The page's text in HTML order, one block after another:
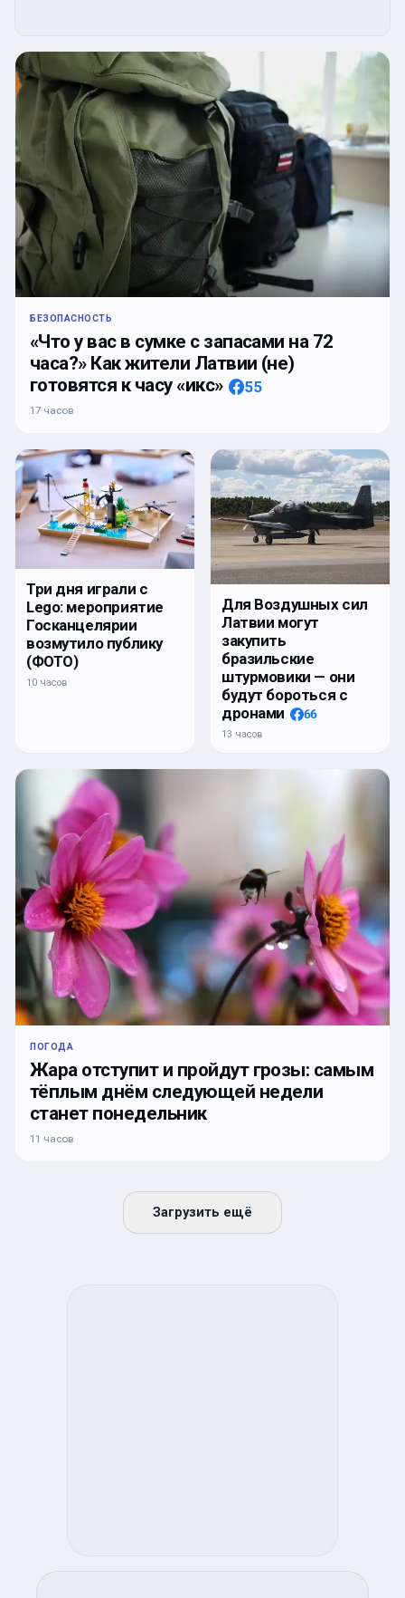
БЕЗОПАСНОСТЬ
«Что у вас в сумке с запасами на 72
часа?» Как жители Латвии (не)
готовятся к часу «икс»
55
17 часов
Три дня играли с
Lego: мероприятие
Госканцелярии
возмутило публику
(ФОТО)
10 часов
Для Воздушных сил
Латвии могут
закупить
бразильские
штурмовики — они
будут бороться с
дронами
66
13 часов
ПОГОДА
Жара отступит и пройдут грозы: самым
тёплым днём следующей недели
станет понедельник
11 часов
Загрузить ещё